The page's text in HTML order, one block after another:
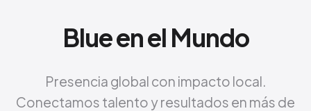
Blue en el Mundo
Presencia global con impacto local.
Conectamos talento y resultados en más de